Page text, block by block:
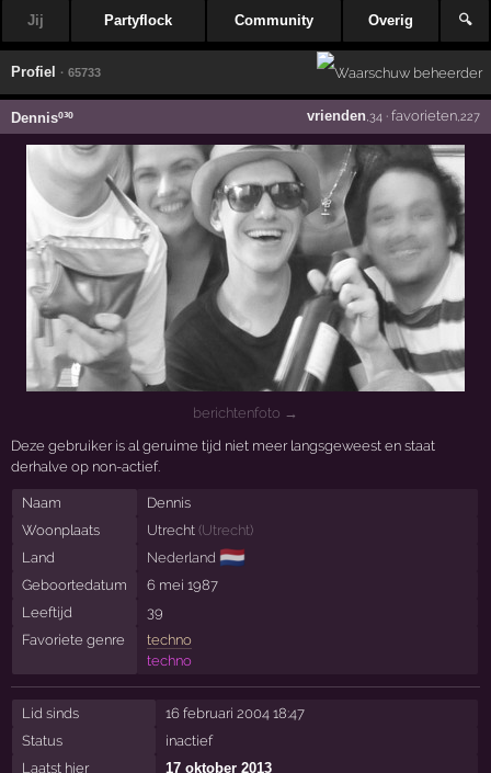
Jij Partyflock Community Overig 🔍
Profiel · 65733
Dennisº³º vrienden,34· favorieten,227
berichtenfoto →
Deze gebruiker is al geruime tijd niet meer langsgeweest en staat
derhalve op non-actief.
Naam
Dennis
Woonplaats
Utrecht (Utrecht)
Land
Nederland 🇳🇱
Geboortedatum
6 mei 1987
Leeftijd
39
Favoriete genre
techno
techno
Lid sinds
16 februari 2004 18:47
Status
inactief
Laatst hier
17 oktober 2013